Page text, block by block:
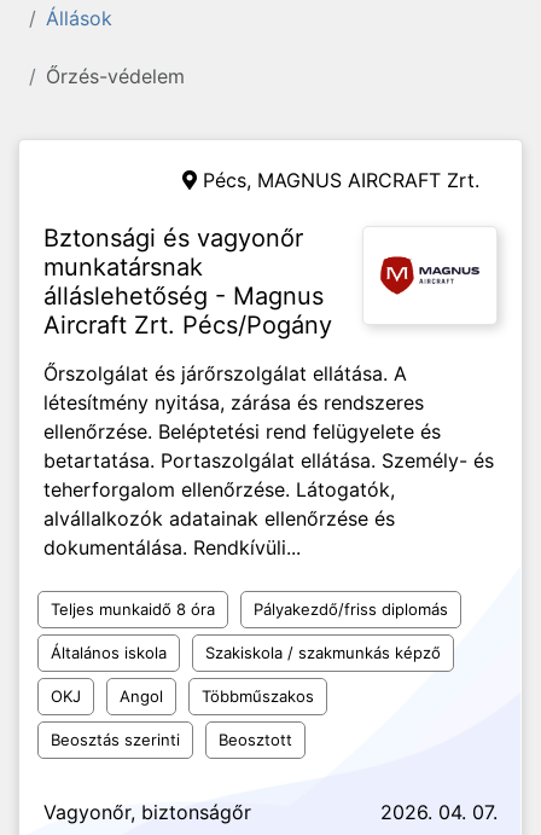
Állások
Őrzés-védelem
Pécs, MAGNUS AIRCRAFT Zrt.
Bztonsági és vagyonőr
munkatársnak
álláslehetőség - Magnus
Aircraft Zrt. Pécs/Pogány
Őrszolgálat és járőrszolgálat ellátása. A
létesítmény nyitása, zárása és rendszeres
ellenőrzése. Beléptetési rend felügyelete és
betartatása. Portaszolgálat ellátása. Személy- és
teherforgalom ellenőrzése. Látogatók,
alvállalkozók adatainak ellenőrzése és
dokumentálása. Rendkívüli...
Teljes munkaidő 8 óra Pályakezdő/friss diplomás
Általános iskola Szakiskola / szakmunkás képző
OKJ Angol Többműszakos
Beosztás szerinti Beosztott
Vagyonőr, biztonságőr 2026. 04. 07.